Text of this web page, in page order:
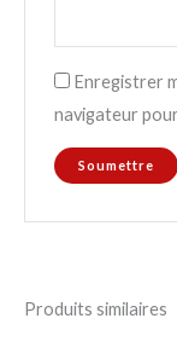
Enregistrer
navigateur
Produits similaires